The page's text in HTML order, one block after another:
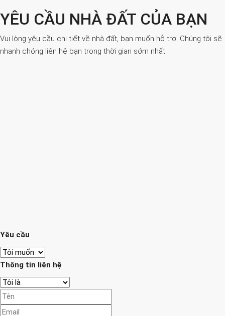
YÊU CẦU NHÀ ĐẤT CỦA BẠN
Vui lòng yêu cầu chi tiết về nhà đất, bạn muốn hỗ trợ. Chúng tôi sẽ
nhanh chóng liên hệ bạn trong thời gian sớm nhất.
Yêu cầu
Thông tin liên hệ